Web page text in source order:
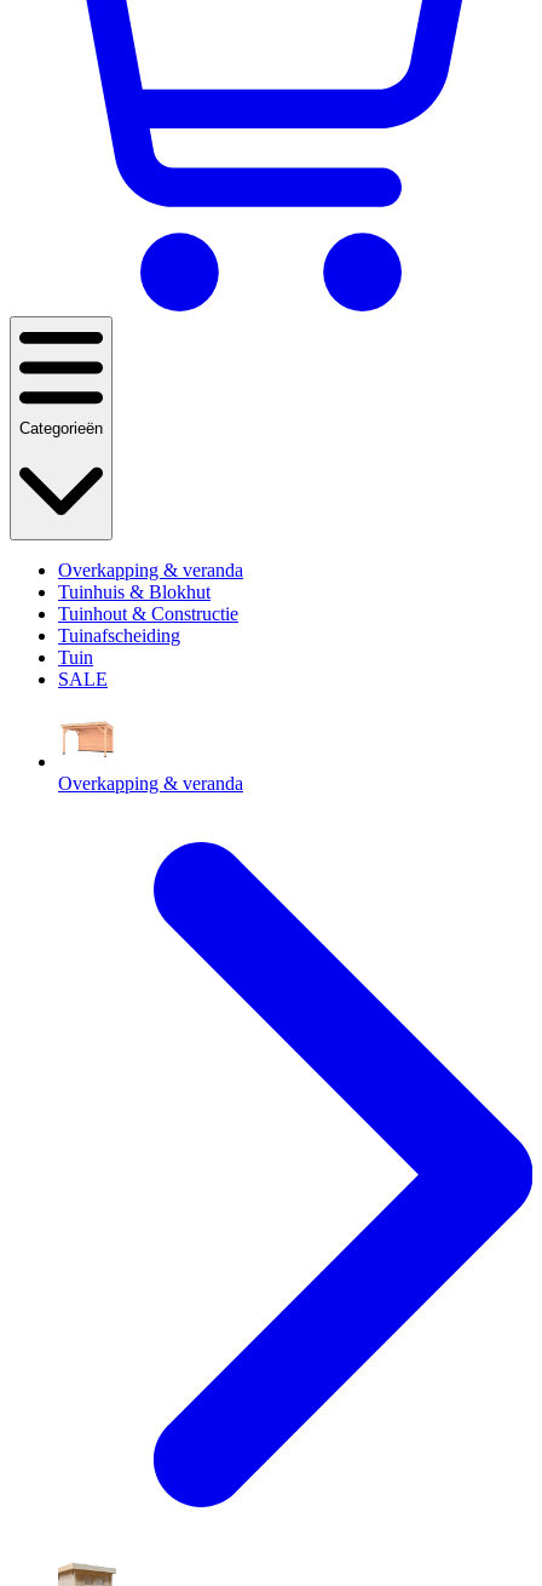
Categorieën
Overkapping & veranda
Tuinhuis & Blokhut
Tuinhout & Constructie
Tuinafscheiding
Tuin
SALE
Overkapping & veranda